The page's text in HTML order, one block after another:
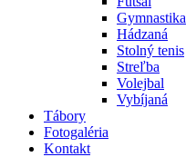
Gymnastika
Hádzaná
Stolný tenis
Streľba
Volejbal
Vybíjaná
Tábory
Fotogaléria
Kontakt